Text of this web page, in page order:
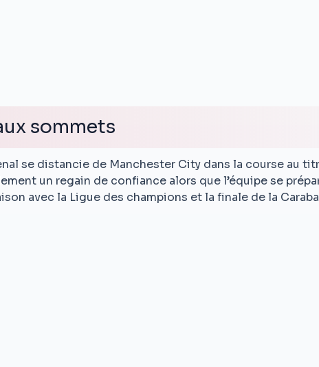
sommets
se distancie de Manchester City dans la course au
un regain de confiance alors que l’équipe se
avec la Ligue des champions et la finale de la